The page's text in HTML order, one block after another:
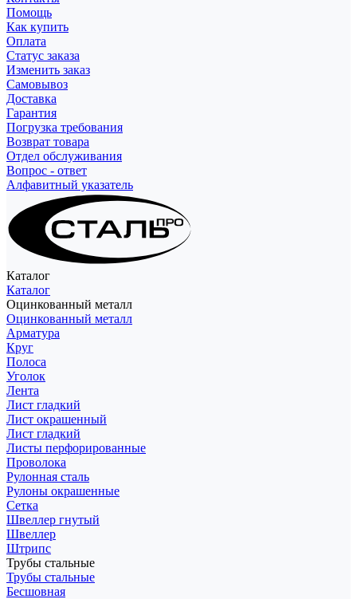
Помощь
Как купить
Оплата
Статус заказа
Изменить заказ
Самовывоз
Доставка
Гарантия
Погрузка требования
Возврат товара
Отдел обслуживания
Вопрос - ответ
Алфавитный указатель
Каталог
Каталог
Оцинкованный металл
Оцинкованный металл
Арматура
Круг
Полоса
Уголок
Лента
Лист гладкий
Лист окрашенный
Лист гладкий
Листы перфорированные
Проволока
Рулонная сталь
Рулоны окрашенные
Сетка
Швеллер гнутый
Швеллер
Штрипс
Трубы стальные
Трубы стальные
Бесшовная